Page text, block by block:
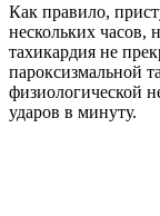
Как правило,
нескольких часов,
тахикардия не
пароксизмальной
физиологической
ударов в минуту.